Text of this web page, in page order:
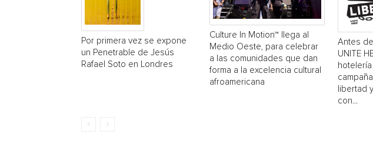
Por primera vez se expone
un Penetrable de Jesús
Rafael Soto en Londres
Culture In Motion™ llega al
Medio Oeste, para celebrar
a las comunidades que dan
forma a la excelencia cultural
afroamericana
Antes
UNITE
libertad
con...